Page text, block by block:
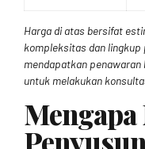
Harga di atas bersifat
kompleksitas dan
mendapatkan
untuk melakukan
Mengapa